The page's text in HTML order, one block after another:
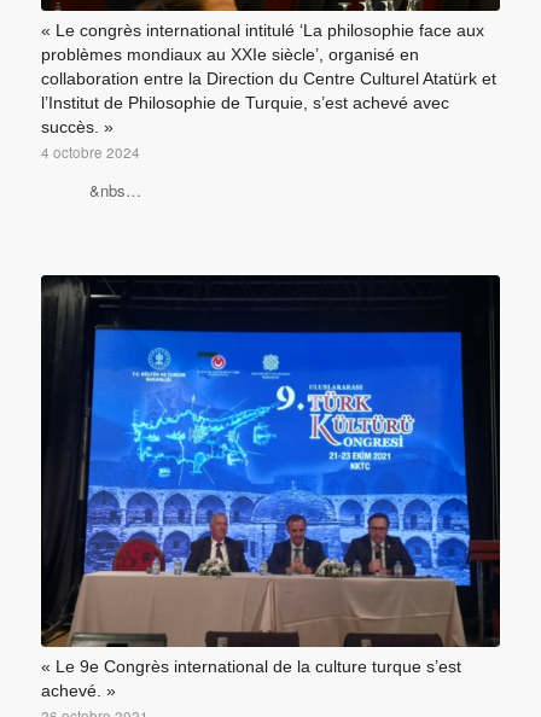
« Le congrès international intitulé ‘La philosophie face aux
problèmes mondiaux au XXIe siècle’, organisé en
collaboration entre la Direction du Centre Culturel Atatürk et
l’Institut de Philosophie de Turquie, s’est achevé avec
succès. »
4 octobre 2024
&nbs…
« Le 9e Congrès international de la culture turque s’est
achevé. »